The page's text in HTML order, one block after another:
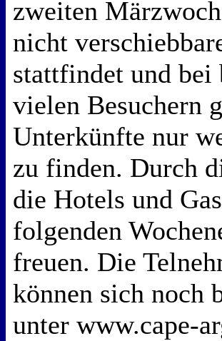
zweiten
nicht
stattfindet und bei
vielen Besuchern
Unterkünfte nur
zu finden. Durch
die Hotels und
folgenden
freuen. Die
können sich noch
unter www.cape-